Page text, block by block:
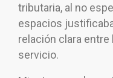
tributaria, al no
espacios
relación clara
servicio.